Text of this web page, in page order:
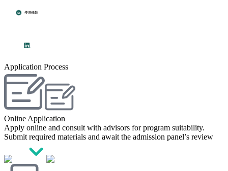
Application Process
Online Application
Apply online and consult with advisors for program suitability.
Submit required materials and await the admission panel’s review